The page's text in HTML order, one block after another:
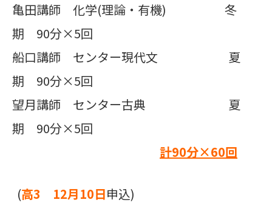
亀田講師 化学(理論・有機) 冬
期 90分×5回
船口講師 センター現代文 夏
期 90分×5回
望月講師 センター古典 夏
期 90分×5回
計90分×60回
(高3 12月10日申込)